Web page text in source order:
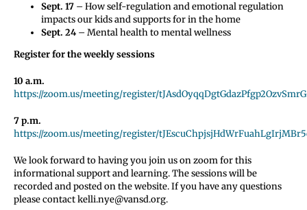
Sept. 17 – How self-regulation and emotional regulation
impacts our kids and supports for in the home
Sept. 24 – Mental health to mental wellness
Register for the weekly sessions
10 a.m.
https://zoom.us/meeting/register/
7 p.m.
https://zoom.us/meeting/register/
We look forward to having you join us on zoom for this
informational support and learning. The sessions will be
recorded and posted on the website. If you have any questions
please contact kelli.nye@vansd.org.